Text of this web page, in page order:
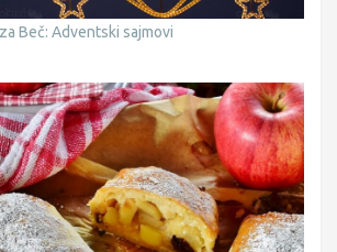
Beč: Adventski sajmovi